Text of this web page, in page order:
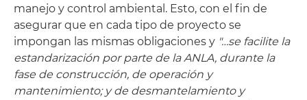
manejo y control ambiental. Esto, con el fin de
asegurar que en cada tipo de proyecto se
impongan las mismas obligaciones y "…se facilite la
estandarización por parte de la ANLA, durante la
fase de construcción, de operación y
mantenimiento; y de desmantelamiento y